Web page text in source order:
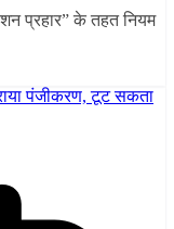
प्रहार” के तहत नियम